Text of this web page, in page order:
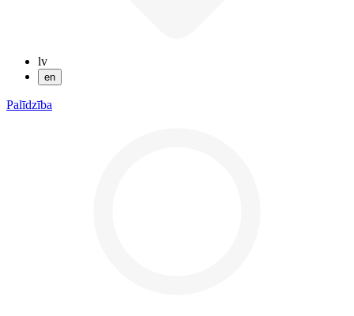
lv
en
Palīdzība